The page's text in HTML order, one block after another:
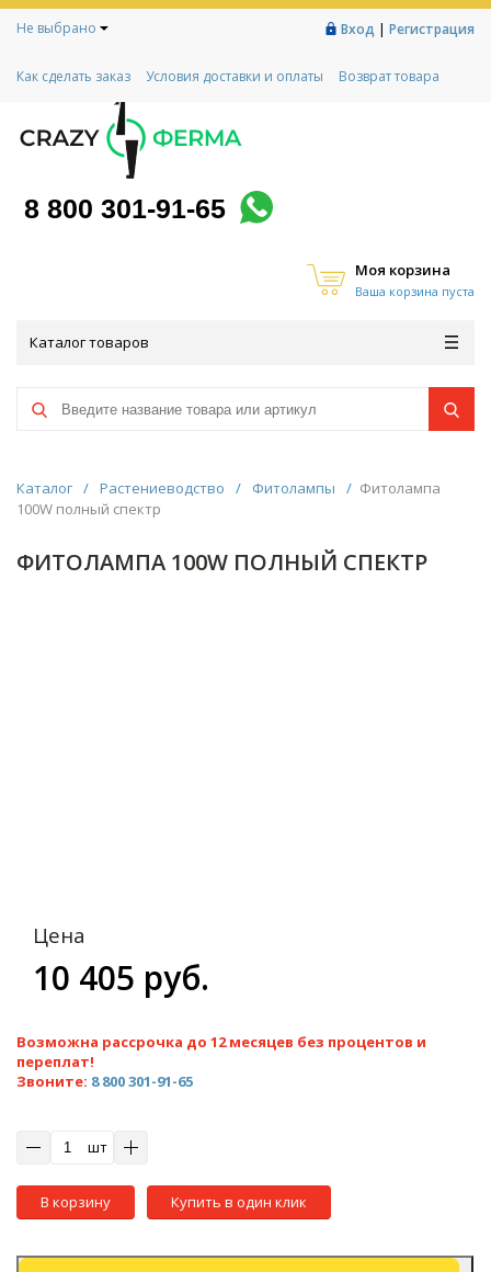
Не выбрано Вход | Регистрация
Как сделать заказ Условия доставки и оплаты
Возврат товара
Контакты
Социальный контракт
Любимая ферма
8 800 301-91-65
Моя корзина
Ваша корзина пуста
Каталог товаров
Каталог / Растениеводство / Фитолампы / Фитолампа
100W полный спектр
ФИТОЛАМПА 100W ПОЛНЫЙ СПЕКТР
Цена
10 405 руб.
Возможна рассрочка до 12 месяцев без процентов и
переплат!
Звоните: 8 800 301-91-65
шт
В корзину Купить в один клик